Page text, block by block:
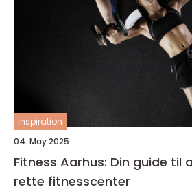
inspiration
04. May 2025
Fitness Aarhus: Din guide
rette fitnesscenter